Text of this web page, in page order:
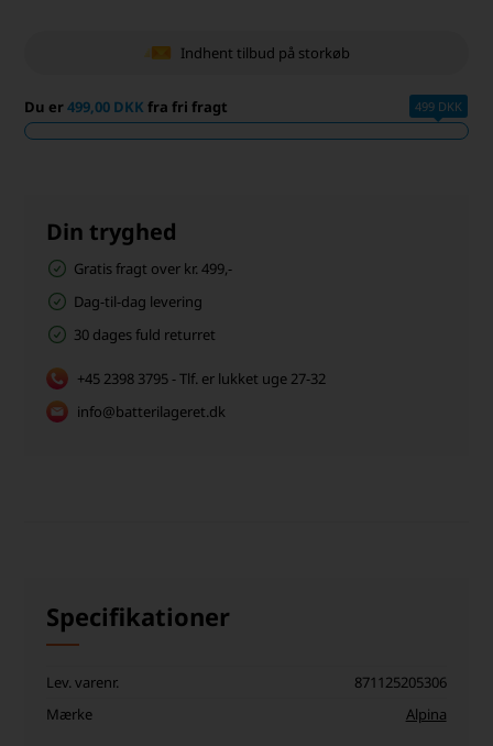
Indhent tilbud på storkøb
Du er499,00 DKK fra fri fragt 499 DKK
Din tryghed
Gratis fragt over kr. 499,-
Dag-til-dag levering
30 dages fuld returret
+45 2398 3795 - Tlf. er lukket uge 27-32
info@batterilageret.dk
Specifikationer
Lev. varenr.
871125205306
Mærke
Alpina